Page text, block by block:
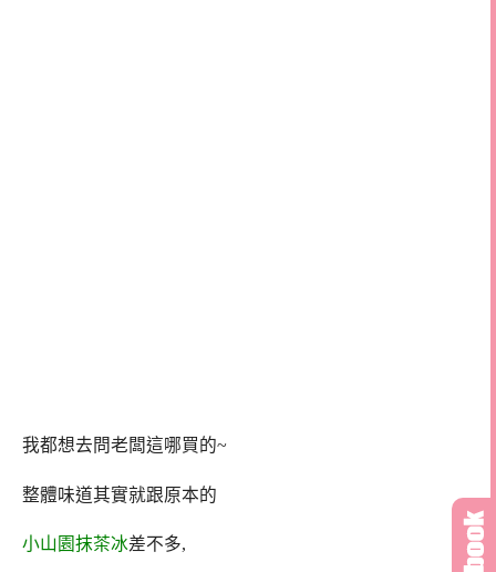
我都想去問老闆這哪買的~
整體味道其實就跟原本的
小山園抹茶冰差不多,